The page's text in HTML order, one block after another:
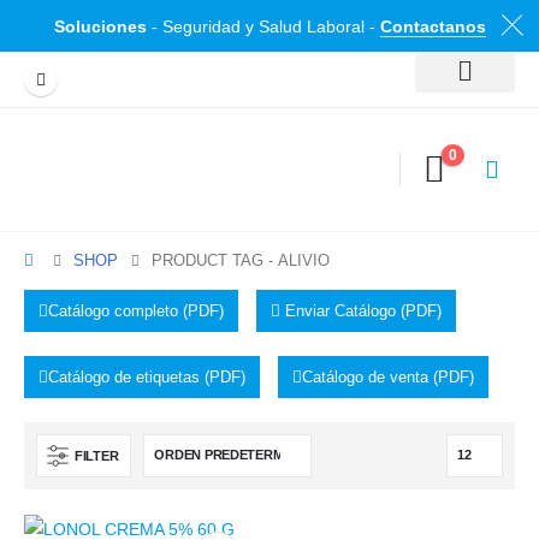
Soluciones- Seguridad y Salud Laboral - Contactanos
0
SHOP PRODUCT TAG - ALIVIO
Catálogo completo (PDF) Enviar Catálogo (PDF)
Catálogo de etiquetas (PDF) Catálogo de venta (PDF)
FILTER